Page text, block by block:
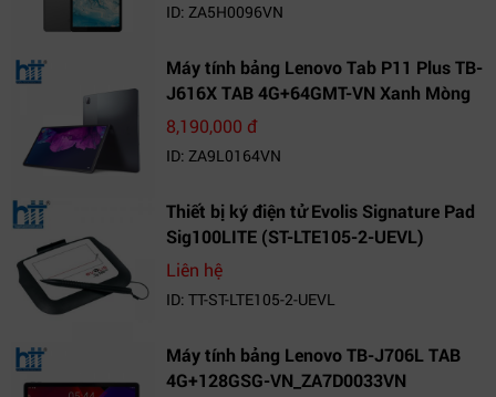
ID: ZA5H0096VN
Máy tính bảng Lenovo Tab P11 Plus TB-
J616X TAB 4G+64GMT-VN Xanh Mòng
Két_ZA9L0164VN
8,190,000 đ
ID: ZA9L0164VN
Thiết bị ký điện tử Evolis Signature Pad
Sig100LITE (ST-LTE105-2-UEVL)
Liên hệ
ID: TT-ST-LTE105-2-UEVL
Máy tính bảng Lenovo TB-J706L TAB
4G+128GSG-VN_ZA7D0033VN